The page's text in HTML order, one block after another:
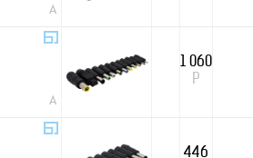
A
A
1 060
Р
446